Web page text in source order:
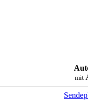
mit